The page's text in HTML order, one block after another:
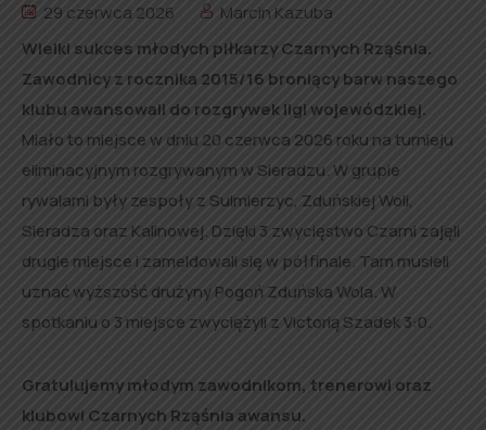
29 czerwca 2026
Marcin Kazuba
Wielki sukces młodych piłkarzy Czarnych Rząśnia.
Zawodnicy z rocznika 2015/16 broniący barw naszego
klubu awansowali do rozgrywek ligi wojewódzkiej.
Miało to miejsce w dniu 20 czerwca 2026 roku na turnieju
eliminacyjnym rozgrywanym w Sieradzu. W grupie
rywalami były zespoły z Sulmierzyc, Zduńskiej Woli,
Sieradza oraz Kalinowej. Dzięki 3 zwycięstwo Czarni zajęli
drugie miejsce i zameldowali się w półfinale. Tam musieli
uznać wyższość drużyny Pogoń Zduńska Wola. W
spotkaniu o 3 miejsce zwyciężyli z Victorią Szadek 3:0.
Gratulujemy młodym zawodnikom, trenerowi oraz
klubowi Czarnych Rząśnia awansu.